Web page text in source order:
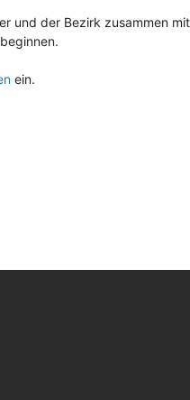
und der Bezirk zusammen
ein.